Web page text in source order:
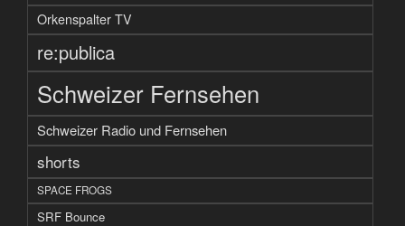
Orkenspalter TV
re:publica
Schweizer Fernsehen
Schweizer Radio und Fernsehen
shorts
SPACE FROGS
SRF Bounce